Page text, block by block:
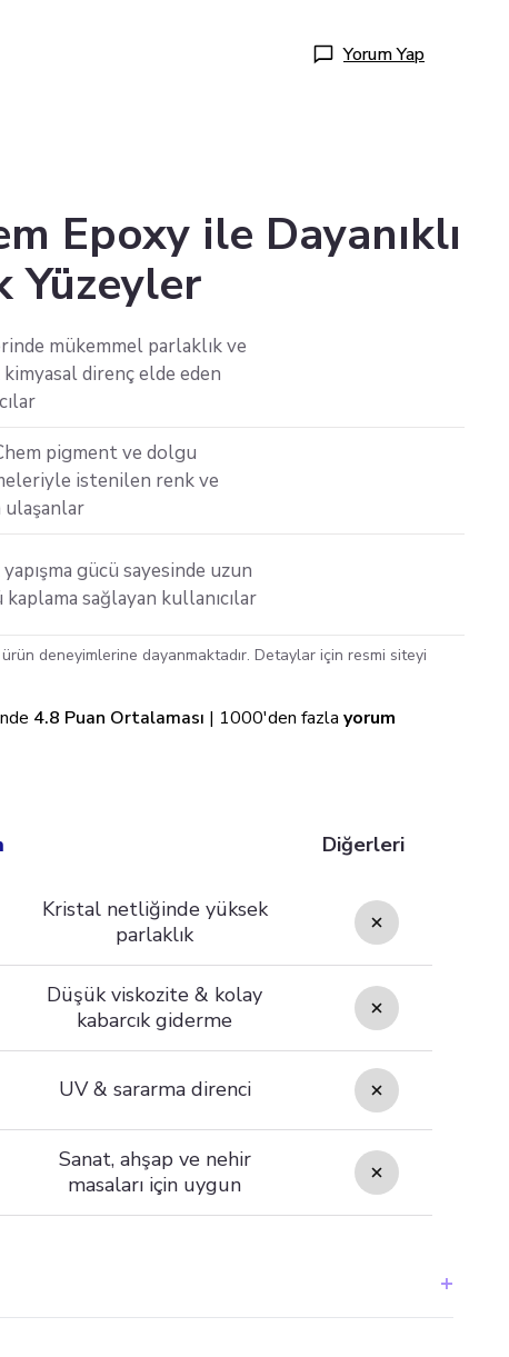
Yorum Yap
Epoxy ile Dayanıklı
Yüzeyler
mükemmel parlaklık ve
direnç elde eden
pigment ve dolgu
istenilen renk ve
ulaşanlar
gücü sayesinde uzun
sağlayan kullanıcılar
deneyimlerine dayanmaktadır. Detaylar için resmi siteyi
4.8 Puan Ortalaması | 1000'den fazla yorum
Diğerleri
Kristal netliğinde yüksek
parlaklık
Düşük viskozite & kolay
kabarcık giderme
UV & sararma direnci
Sanat, ahşap ve nehir
masaları için uygun